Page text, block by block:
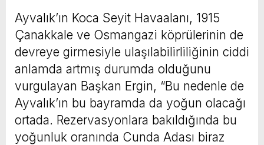
Ayvalık’ın Koca Seyit Havaalanı, 1915
Çanakkale ve Osmangazi köprülerinin de
devreye girmesiyle ulaşılabilirliliğinin ciddi
anlamda artmış durumda olduğunu
vurgulayan Başkan Ergin, “Bu nedenle de
Ayvalık’ın bu bayramda da yoğun olacağı
ortada. Rezervasyonlara bakıldığında bu
yoğunluk oranında Cunda Adası biraz